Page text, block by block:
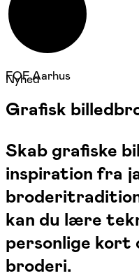
Nyhed
FOF Aarhus
Grafisk
Skab grafiske
inspiration fra
kan du lære
personlige kort
broderi.